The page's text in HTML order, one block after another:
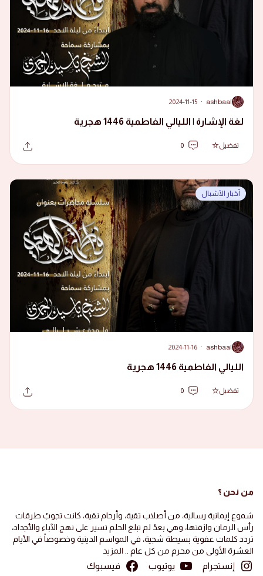
A
ashbaal
·
2024-11-15
لغة الإشارة | الليالي الفاطمية 1446 هجرية
تفضيل 0
أخبار الأشبال
A
ashbaal
·
2024-11-16
الليالي الفاطمية 1446 هجرية
تفضيل 0
من نحن ؟
شموع إيمانية رسالية، من أصلاب تقية، وأرحام نقية، كانت تجوبُ طرقات
رأس الرمان وازقتها، وهي بعدُ لم تبلغ الحلم تسير على نهج الآباء والأجداد،
تردد كلمات عفوية بسيطة شجية، في المواسم الدينية وخصوصاً في الأيام
العشرة الأولى من محرم من كل عام .. المزيد
إنستجرام يوتيوب فيسبوك